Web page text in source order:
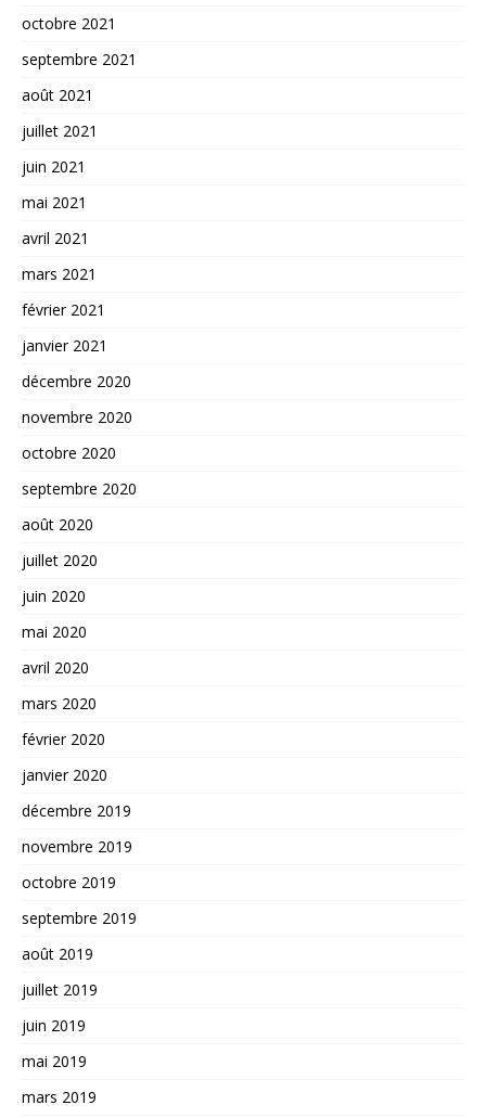
octobre 2021
septembre 2021
août 2021
juillet 2021
juin 2021
mai 2021
avril 2021
mars 2021
février 2021
janvier 2021
décembre 2020
novembre 2020
octobre 2020
septembre 2020
août 2020
juillet 2020
juin 2020
mai 2020
avril 2020
mars 2020
février 2020
janvier 2020
décembre 2019
novembre 2019
octobre 2019
septembre 2019
août 2019
juillet 2019
juin 2019
mai 2019
mars 2019